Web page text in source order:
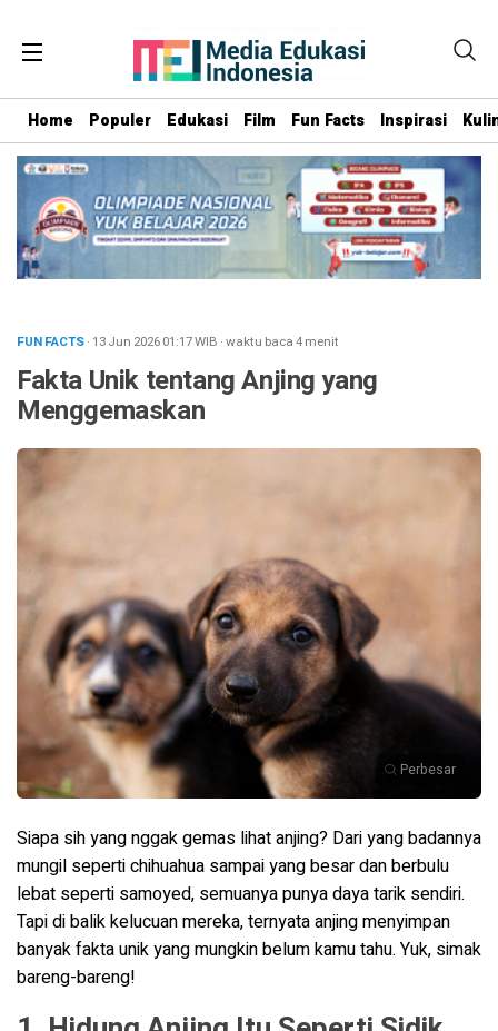
Home Populer Edukasi Film Fun Facts Inspirasi
FUN FACTS· 13 Jun 202601:17WIB ·waktu baca 4 menit
Fakta Unik tentang Anjing yang
Menggemaskan
Perbesar
Siapa sih yang nggak gemas lihat anjing? Dari yang badannya
mungil seperti chihuahua sampai yang besar dan berbulu
lebat seperti samoyed, semuanya punya daya tarik sendiri.
Tapi di balik kelucuan mereka, ternyata anjing menyimpan
banyak fakta unik yang mungkin belum kamu tahu. Yuk, simak
bareng-bareng!